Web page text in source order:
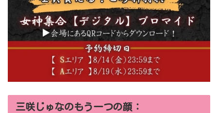
三咲じゅなのもう一つの顔：